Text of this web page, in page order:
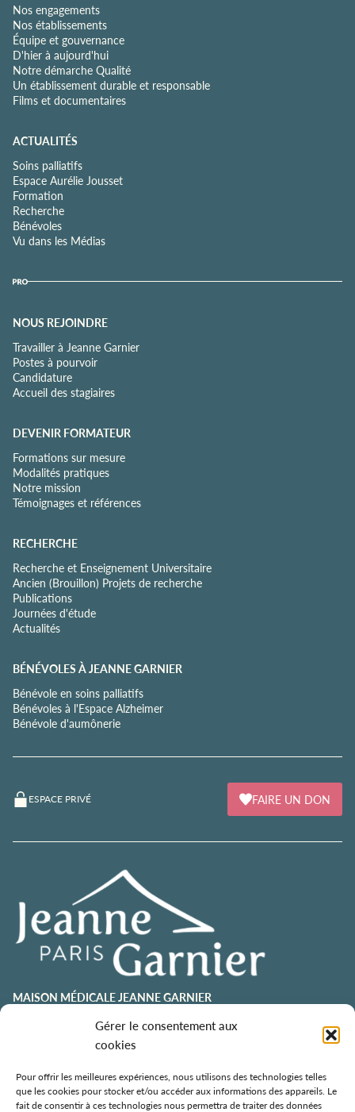
Gérer le consentement aux
cookies
Pour offrir les meilleures expériences, nous utilisons des technologies telles
que les cookies pour stocker et/ou accéder aux informations des appareils. Le
fait de consentir à ces technologies nous permettra de traiter des données
Nos engagements
Nos établissements
Équipe et gouvernance
D'hier à aujourd'hui
Notre démarche Qualité
Un établissement durable et responsable
Films et documentaires
ACTUALITÉS
Soins palliatifs
Espace Aurélie Jousset
Formation
Recherche
Bénévoles
Vu dans les Médias
NOUS REJOINDRE
Travailler à Jeanne Garnier
Postes à pourvoir
Candidature
Accueil des stagiaires
DEVENIR FORMATEUR
Formations sur mesure
Modalités pratiques
Notre mission
Témoignages et références
RECHERCHE
Recherche et Enseignement Universitaire
Ancien (Brouillon) Projets de recherche
Publications
Journées d'étude
Actualités
BÉNÉVOLES À JEANNE GARNIER
Bénévole en soins palliatifs
Bénévoles à l'Espace Alzheimer
Bénévole d'aumônerie
ESPACE PRIVÉ FAIRE UN DON
MAISON MÉDICALE JEANNE GARNIER
contact@jeannegarnier-paris.org
01 43 92 21 00
106 avenue Émile Zola
75015 Paris
ESPACE AURÉLIE JOUSSET